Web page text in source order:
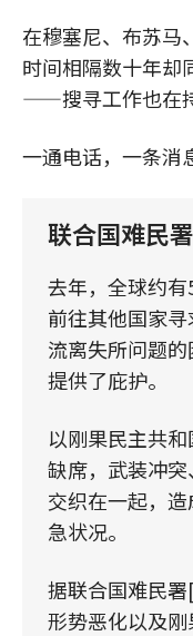
在穆塞尼、布苏
时间相隔数十年却
——搜寻工作也在
一通电话，一条消
联合国难民
去年，全球约
前往其他国家
流离失所问题
提供了庇护。
以刚果民主共
缺席，武装冲
交织在一起，
急状况。
据联合国难民
形势恶化以及